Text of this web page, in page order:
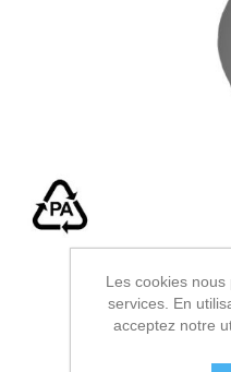
Les cookies
services. En
acceptez notre